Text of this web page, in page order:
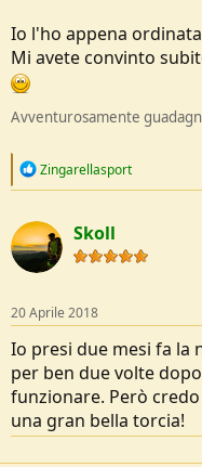
Io l'ho appena
Mi avete convinto
Avventurosamente
R
c
t
i
o
s
:
Zingarellasport
Skoll
20 Aprile 2018
Io presi due mesi fa la
per ben due volte
funzionare. Però
una gran bella torcia!